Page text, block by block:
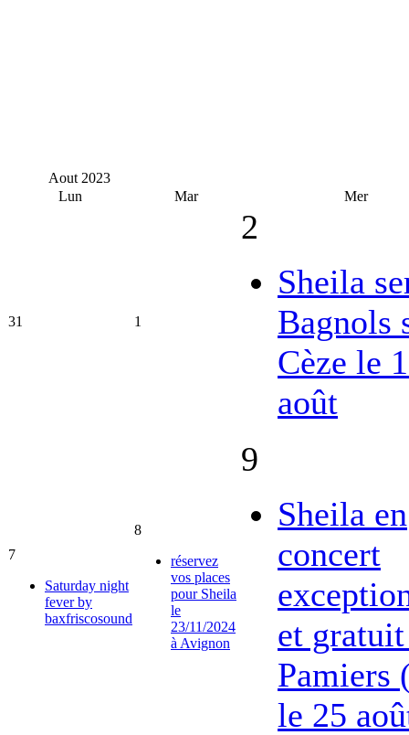
Aout 2023
Lun
Mar Mer
31 1
2
Sheila
Bagnols
Cèze le
août
7
Saturday night
fever by
baxfriscosound
8
réservez
vos places
pour Sheila
le
23/11/2024
à Avignon
9
Sheila en
concert
et
Pamiers
le 25